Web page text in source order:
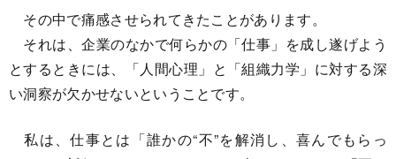
その中で痛感させられてきたことがあります。
それは、企業のなかで何らかの「仕事」を成し遂げよう
とするときには、「人間心理」と「組織力学」に対する深
い洞察が欠かせないということです。
私は、仕事とは「誰かの“不”を解消し、喜んでもらっ